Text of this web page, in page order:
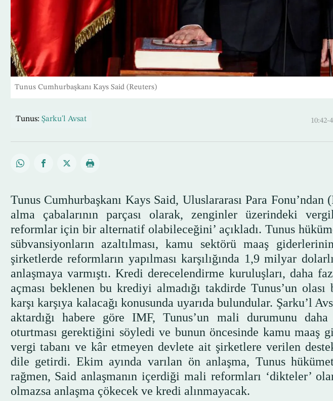
Tunus Cumhurbaşkanı Kays Said (Reuters)
Tunus: Şarku'l Avsat
Tunus Cumhurbaşkanı Kays Said, Uluslararası Para
alma çabalarının parçası olarak, zenginler üzerindeki
reformlar için bir alternatif olabileceğini’ açıkladı. Tunus
sübvansiyonların azaltılması, kamu sektörü maaş
şirketlerde reformların yapılması karşılığında 1,9 milyar
anlaşmaya varmıştı. Kredi derecelendirme kuruluşları, daha
açması beklenen bu krediyi almadığı takdirde Tunus’un
karşı karşıya kalacağı konusunda uyarıda bulundular. Şarku’l
aktardığı habere göre IMF, Tunus’un mali durumunu
oturtması gerektiğini söyledi ve bunun öncesinde kamu maaş
vergi tabanı ve kâr etmeyen devlete ait şirketlere verilen
dile getirdi. Ekim ayında varılan ön anlaşma, Tunus
rağmen, Said anlaşmanın içerdiği mali reformları ‘dikteler’
olmazsa anlaşma çökecek ve kredi alınmayacak.